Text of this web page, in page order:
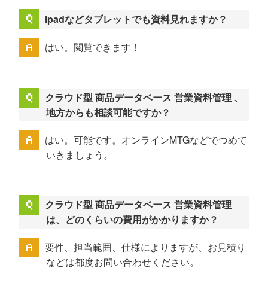
ipadなどタブレットでも資料見れますか？
はい。閲覧できます！
クラウド型 商品データベース 営業資料管理 、
地方からも相談可能ですか？
はい。可能です。オンラインMTGなどでつめて
いきましょう。
クラウド型 商品データベース 営業資料管理
は、どのくらいの費用がかかりますか？
要件、担当範囲、仕様によりますが、お見積り
などは都度お問い合わせください。